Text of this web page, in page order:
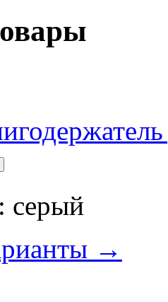
: серый
→